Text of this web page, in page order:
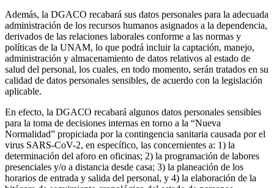
Además, la DGACO recabará sus datos personales para la adecuada
administración de los recursos humanos asignados a la dependencia,
derivados de las relaciones laborales conforme a las normas y
políticas de la UNAM, lo que podrá incluir la captación, manejo,
administración y almacenamiento de datos relativos al estado de
salud del personal, los cuales, en todo momento, serán tratados en su
calidad de datos personales sensibles, de acuerdo con la legislación
aplicable.
En efecto, la DGACO recabará algunos datos personales sensibles
para la toma de decisiones internas en torno a la “Nueva
Normalidad” propiciada por la contingencia sanitaria causada por el
virus SARS-CoV-2, en específico, las concernientes a: 1) la
determinación del aforo en oficinas; 2) la programación de labores
presenciales y/o a distancia desde casa; 3) la planeación de los
horarios de entrada y salida del personal, y 4) la elaboración de la